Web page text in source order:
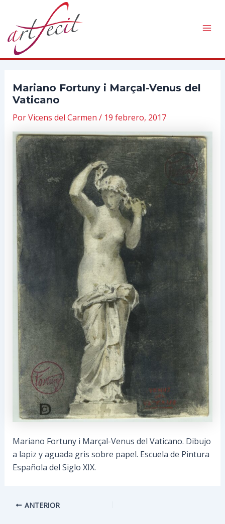
contenido
Mariano Fortuny i Marçal-Venus del
Vaticano
PorVicens del Carmen / 19 febrero, 2017
Mariano Fortuny i Marçal-Venus del Vaticano. Dibujo
a lapiz y aguada gris sobre papel. Escuela de Pintura
Española del Siglo XIX.
Navegación
ANTERIOR